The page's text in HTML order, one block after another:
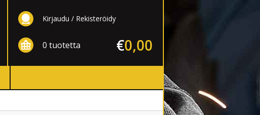
Kirjaudu Rekisteröidy
0 tuotetta 0,00
€